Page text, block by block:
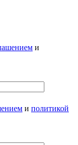
и
и политикой